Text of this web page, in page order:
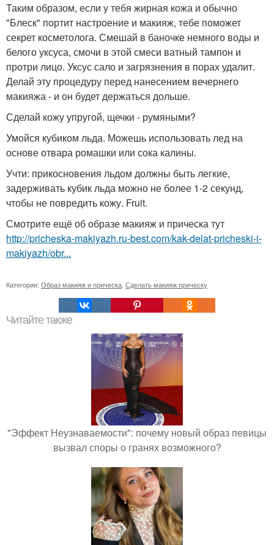
Таким образом, если у тебя жирная кожа и обычно
"Блеск" портит настроение и макияж, тебе поможет
секрет косметолога. Смешай в баночке немного воды и
белого уксуса, смочи в этой смеси ватный тампон и
протри лицо. Уксус сало и загрязнения в порах удалит.
Делай эту процедуру перед нанесением вечернего
макияжа - и он будет держаться дольше.
Сделай кожу упругой, щечки - румяными?
Умойся кубиком льда. Можешь использовать лед на
основе отвара ромашки или сока калины.
Учти: прикосновения льдом должны быть легкие,
задерживать кубик льда можно не более 1-2 секунд,
чтобы не повредить кожу. Fruit.
Смотрите ещё об образе макияж и прическа тут
http://pricheska-makiyazh.ru-best.com/kak-delat-pricheski-i-
makiyazh/obr...
Категории: Образ макияж и прическа Сделать макияж прическу
Читайте также
"Эффект Неузнаваемости": почему новый образ певицы
вызвал споры о гранях возможного?